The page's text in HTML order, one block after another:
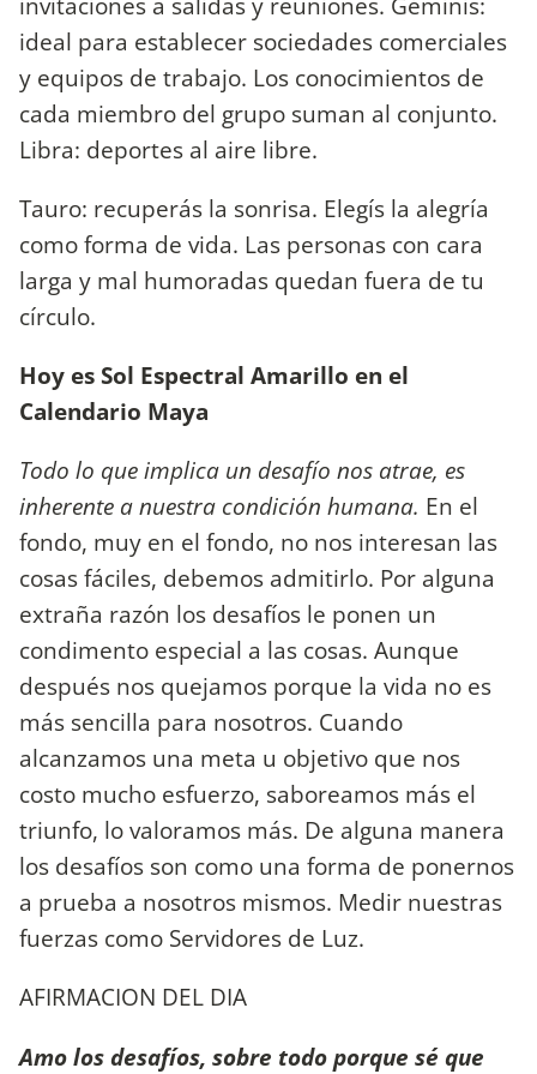
ideal para establecer sociedades comerciales
y equipos de trabajo. Los conocimientos de
cada miembro del grupo suman al conjunto.
Libra: deportes al aire libre.
Tauro: recuperás la sonrisa. Elegís la alegría
como forma de vida. Las personas con cara
larga y mal humoradas quedan fuera de tu
círculo.
Hoy es Sol Espectral Amarillo en el
Calendario Maya
Todo lo que implica un desafío nos atrae, es
inherente a nuestra condición humana. En el
fondo, muy en el fondo, no nos interesan las
cosas fáciles, debemos admitirlo. Por alguna
extraña razón los desafíos le ponen un
condimento especial a las cosas. Aunque
después nos quejamos porque la vida no es
más sencilla para nosotros. Cuando
alcanzamos una meta u objetivo que nos
costo mucho esfuerzo, saboreamos más el
triunfo, lo valoramos más. De alguna manera
los desafíos son como una forma de ponernos
a prueba a nosotros mismos. Medir nuestras
fuerzas como Servidores de Luz.
AFIRMACION DEL DIA
Amo los desafíos, sobre todo porque sé que